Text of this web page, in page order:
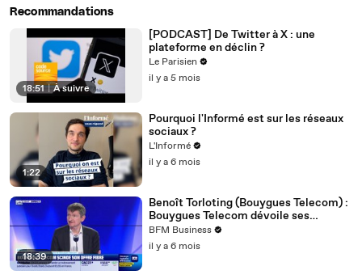
Recommandations
18:51 | À suivre
[PODCAST] De Twitter à X : une
plateforme en déclin ?
Le Parisien
il y a 5 mois
1:22
Pourquoi l'Informé est sur les réseaux
sociaux ?
L'Informé
il y a 6 mois
18:39
Benoît Torloting (Bouygues Telecom) :
Bouygues Telecom dévoile ses
nouvelles offres fibre - 27/01
BFM Business
il y a 6 mois